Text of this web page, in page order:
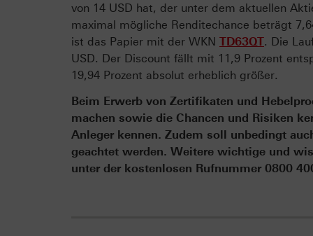
von 14 USD hat, der unter dem aktuellen
maximal mögliche Renditechance beträgt
ist das Papier mit der WKN TD63QT. Die
USD. Der Discount fällt mit 11,9 Prozent
19,94 Prozent absolut erheblich größer.
Beim Erwerb von Zertifikaten und
machen sowie die Chancen und Risiken
Anleger kennen. Zudem soll unbedingt
geachtet werden. Weitere wichtige und
unter der kostenlosen Rufnummer 0800